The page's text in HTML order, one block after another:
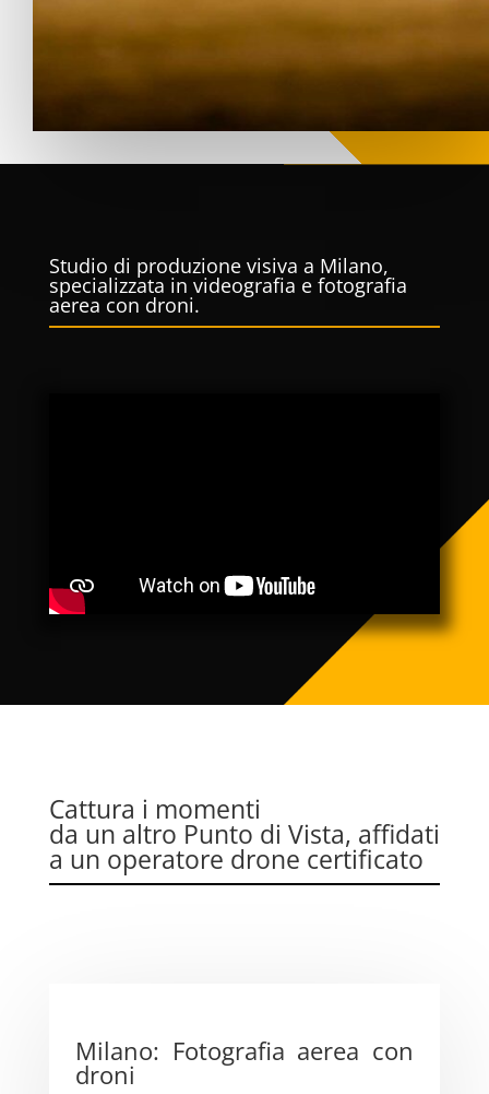
Studio di produzione visiva a Milano,
specializzata in videografia e fotografia
aerea con droni.
Cattura i momenti
da un altro Punto di Vista, affidati
a un operatore drone certificato
Milano: Fotografia aerea con
droni